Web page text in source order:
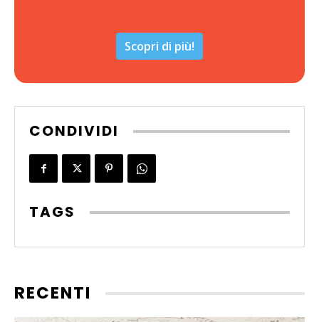
Scopri di più!
CONDIVIDI
TAGS
RECENTI